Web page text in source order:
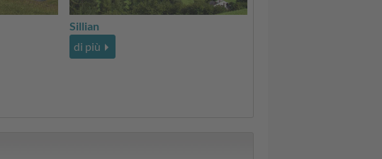
Sillian
di più